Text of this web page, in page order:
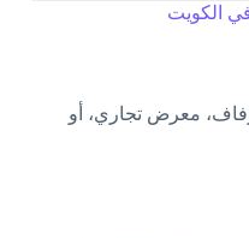
الكويت
معرض تجاري، أو